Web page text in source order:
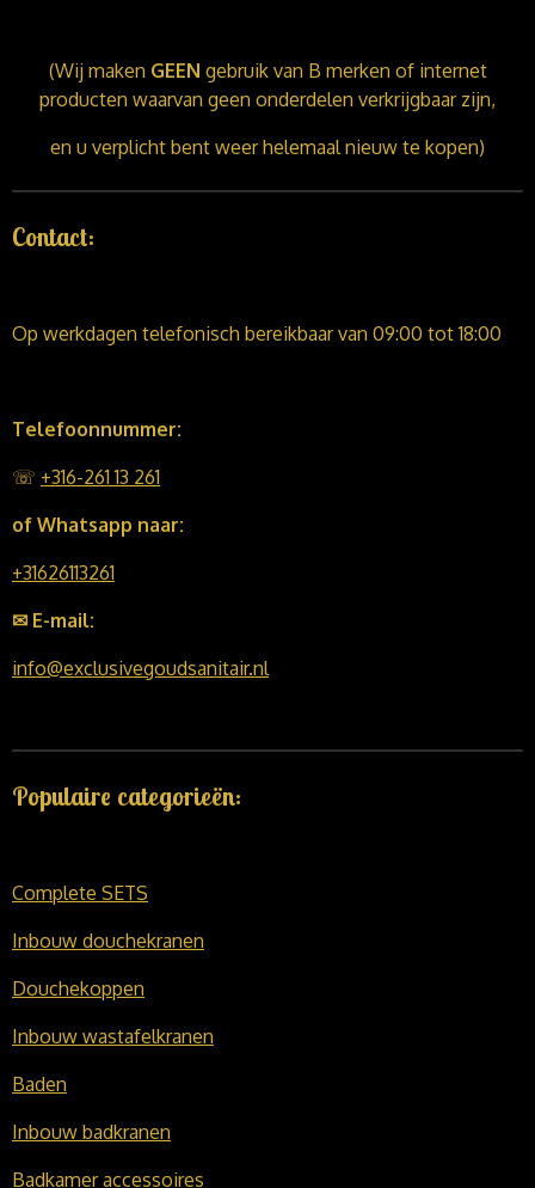
(Wij maken GEEN gebruik van B merken of internet
producten waarvan geen onderdelen verkrijgbaar zijn,
en u verplicht bent weer helemaal nieuw te kopen)
Contact:
Op werkdagen telefonisch bereikbaar van 09:00 tot 18:00
Telefoonnummer:
☏ +316-261 13 261
of Whatsapp naar:
+31626113261
✉ E-mail:
info@exclusivegoudsanitair.nl
Populaire categorieën:
Complete SETS
Inbouw douchekranen
Douchekoppen
Inbouw wastafelkranen
Baden
Inbouw badkranen
Badkamer accessoires